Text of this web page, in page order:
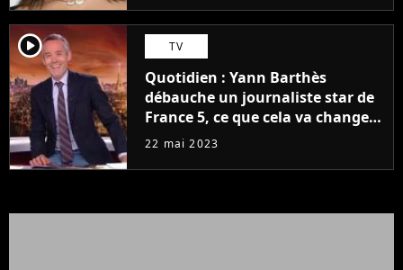
player2 TV
Quotidien : Yann Barthès
débauche un journaliste star de
France 5, ce que cela va changer
à la rentrée
22 mai 2023